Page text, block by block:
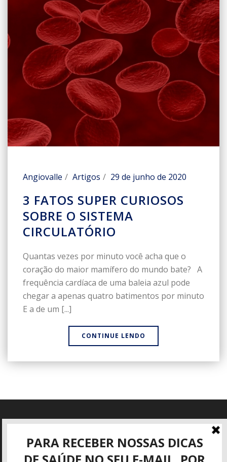
Angiovalle Artigos 29 de junho de 2020
3 FATOS SUPER CURIOSOS
SOBRE O SISTEMA
CIRCULATÓRIO
Quantas vezes por minuto você acha que o
coração do maior mamífero do mundo bate? A
frequência cardíaca de uma baleia azul pode
chegar a apenas quatro batimentos por minuto
E a de um [...]
CONTINUE LENDO
Rua José Mattar, 40